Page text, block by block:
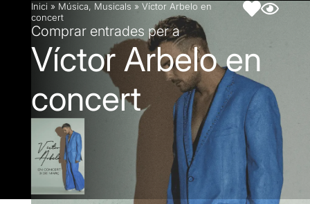
Inici » Música, Musicals » Víctor Arbelo en
concert
Comprar entrades per a
Víctor Arbelo en
concert